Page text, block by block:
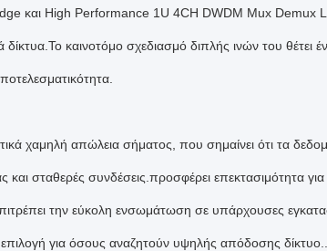
και High Performance 1U 4CH DWDM Mux Demux
δίκτυα.Το καινοτόμο σχεδιασμό διπλής ινών του
χαμηλή απώλεια σήματος, που σημαίνει ότι τα
σταθερές συνδέσεις.προσφέρει επεκτασιμότητα
την εύκολη ενσωμάτωση σε υπάρχουσες
επιλογή για όσους αναζητούν υψηλής απόδοσης δίκτυο..